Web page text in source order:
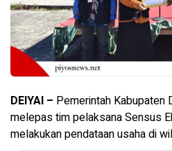
DEIYAI – Pemerintah Kabupaten
melepas tim pelaksana Sensus
melakukan pendataan usaha di